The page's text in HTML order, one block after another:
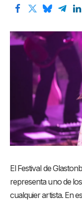
El Festival de
representa uno de
cualquier artista. En